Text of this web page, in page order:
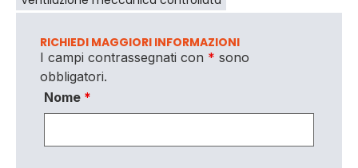
RICHIEDI MAGGIORI INFORMAZIONI
I campi contrassegnati con * sono
obbligatori.
Nome *